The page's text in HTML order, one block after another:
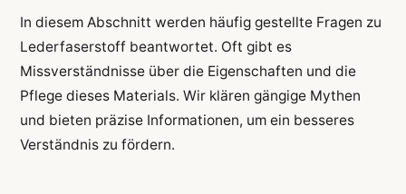
In diesem Abschnitt werden häufig gestellte Fragen zu
Lederfaserstoff beantwortet. Oft gibt es
Missverständnisse über die Eigenschaften und die
Pflege dieses Materials. Wir klären gängige Mythen
und bieten präzise Informationen, um ein besseres
Verständnis zu fördern.